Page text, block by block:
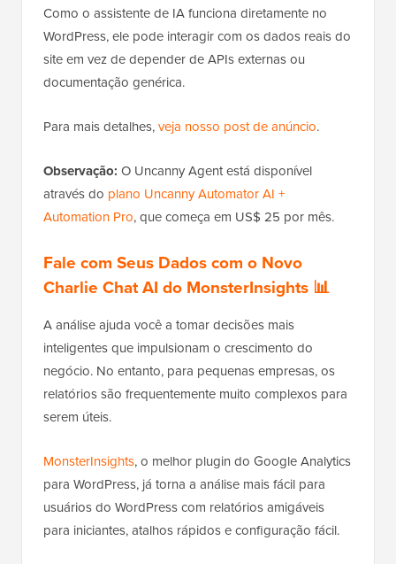
Como o assistente de IA funciona diretamente no
WordPress, ele pode interagir com os dados reais do
site em vez de depender de APIs externas ou
documentação genérica.
Para mais detalhes,veja nosso post de anúncio.
Observação: O Uncanny Agent está disponível
através do plano Uncanny Automator AI +
Automation Pro, que começa em US$ 25 por mês.
Fale com Seus Dados com o Novo
Charlie Chat AI do MonsterInsights 📊
A análise ajuda você a tomar decisões mais
inteligentes que impulsionam o crescimento do
negócio. No entanto, para pequenas empresas, os
relatórios são frequentemente muito complexos para
serem úteis.
MonsterInsights, o melhor plugin do Google Analytics
para WordPress, já torna a análise mais fácil para
usuários do WordPress com relatórios amigáveis
para iniciantes, atalhos rápidos e configuração fácil.